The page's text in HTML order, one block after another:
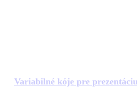
Variabilné kóje pre